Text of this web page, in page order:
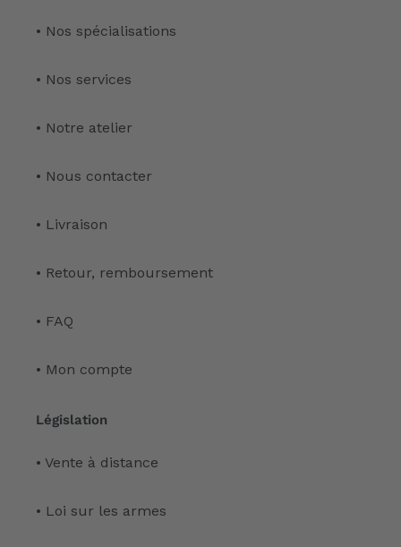
• Nos spécialisations
• Nos services
• Notre atelier
• Nous contacter
• Livraison
• Retour, remboursement
• FAQ
• Mon compte
Législation
• Vente à distance
• Loi sur les armes